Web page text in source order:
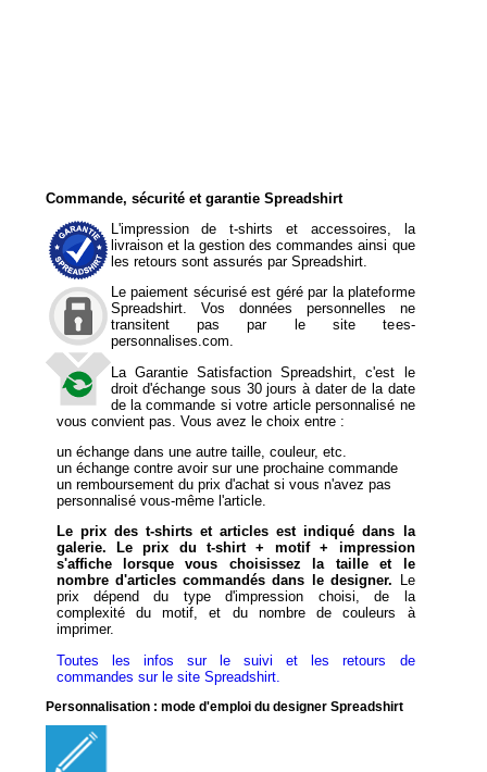
Commande, sécurité et garantie Spreadshirt
L'impression de t-shirts et accessoires, la
livraison et la gestion des commandes ainsi que
les retours sont assurés par Spreadshirt.
Le paiement sécurisé est géré par la plateforme
Spreadshirt. Vos données personnelles ne
transitent pas par le site tees-
personnalises.com.
La Garantie Satisfaction Spreadshirt, c'est le
droit d'échange sous 30 jours à dater de la date
de la commande si votre article personnalisé ne
vous convient pas. Vous avez le choix entre :
un échange dans une autre taille, couleur, etc.
un échange contre avoir sur une prochaine commande
un remboursement du prix d'achat si vous n'avez pas
personnalisé vous-même l'article.
Le prix des t-shirts et articles est indiqué dans la
galerie. Le prix du t-shirt + motif + impression
s'affiche lorsque vous choisissez la taille et le
nombre d'articles commandés dans le designer. Le
prix dépend du type d'impression choisi, de la
complexité du motif, et du nombre de couleurs à
imprimer.
Toutes les infos sur le suivi et les retours de
commandes sur le site Spreadshirt.
Personnalisation : mode d'emploi du designer Spreadshirt